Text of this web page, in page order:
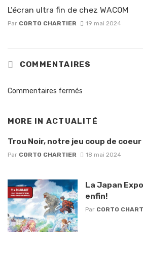
L’écran ultra fin de chez WACOM
Par CORTO CHARTIER 19 mai 2024
COMMENTAIRES
Commentaires fermés
MORE IN ACTUALITÉ
Trou Noir, notre jeu coup de coeur
Par CORTO CHARTIER 18 mai 2024
La Japan
enfin!
Par CORTO